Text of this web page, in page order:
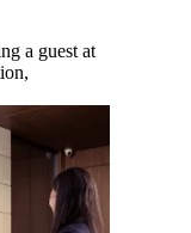
a guest at